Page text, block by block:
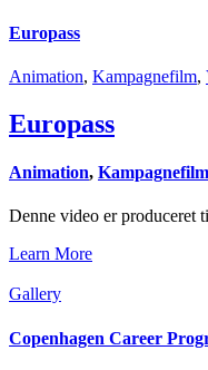
Europass
Animation, Kampagnefilm,
Europass
Animation, Kampagnefilm
Denne video er produceret
Learn More
Gallery
Copenhagen Career